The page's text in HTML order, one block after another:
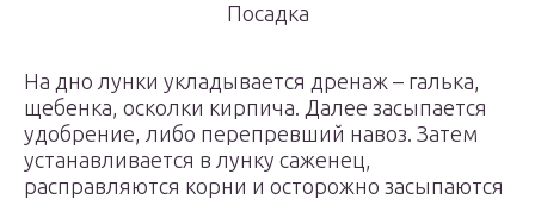
Посадка
На дно лунки укладывается дренаж – галька,
щебенка, осколки кирпича. Далее засыпается
удобрение, либо перепревший навоз. Затем
устанавливается в лунку саженец,
расправляются корни и осторожно засыпаются